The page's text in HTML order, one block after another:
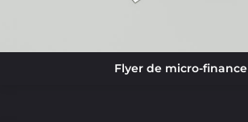
Flyer de micro-finance